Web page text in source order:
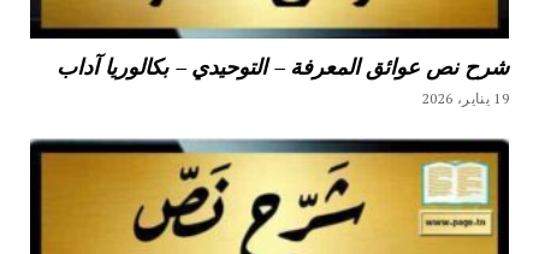
شرح نص عوائق المعرفة – التوحيدي – بكالوريا آداب
19 يناير، 2026